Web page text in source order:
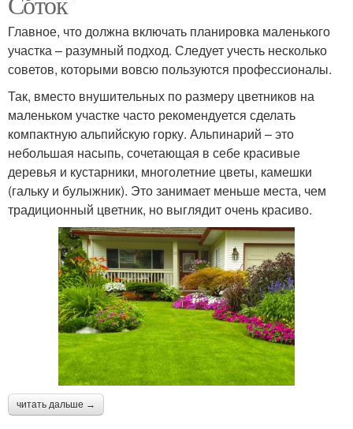
Главное, что должна включать планировка маленького
участка – разумный подход. Следует учесть несколько
советов, которыми вовсю пользуются профессионалы.
Так, вместо внушительных по размеру цветников на
маленьком участке часто рекомендуется сделать
компактную альпийскую горку. Альпинарий – это
небольшая насыпь, сочетающая в себе красивые
деревья и кустарники, многолетние цветы, камешки
(гальку и булыжник). Это занимает меньше места, чем
традиционный цветник, но выглядит очень красиво.
читать дальше →